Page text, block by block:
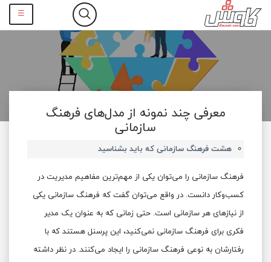
☰
معرفی چند نمونه از مدل‌های فرهنگ
سازمانی
هشت فرهنگ سازمانی که باید بشناسید
فرهنگ سازمانی را می‌توان یکی از مهم‌ترین مفاهیم مدیریت در
کسب‌وکار دانست. در واقع می‌توان گفت که فرهنگ سازمانی یکی
از نیازهای هر سازمانی است. حتی زمانی که به عنوان یک مدیر
فکری برای فرهنگ سازمانی نمی‌کنید، این پرسنل هستند که با
رفتارشان به نوعی فرهنگ سازمانی را ایجاد می‌کنند. در نظر داشته